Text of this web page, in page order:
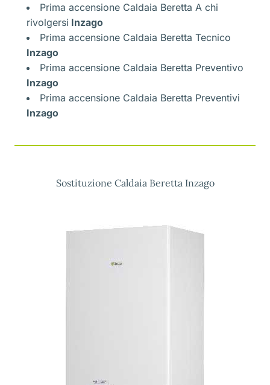
Prima accensione Caldaia Beretta A chi
rivolgersi Inzago
Prima accensione Caldaia Beretta Tecnico
Inzago
Prima accensione Caldaia Beretta Preventivo
Inzago
Prima accensione Caldaia Beretta Preventivi
Inzago
Sostituzione Caldaia Beretta Inzago